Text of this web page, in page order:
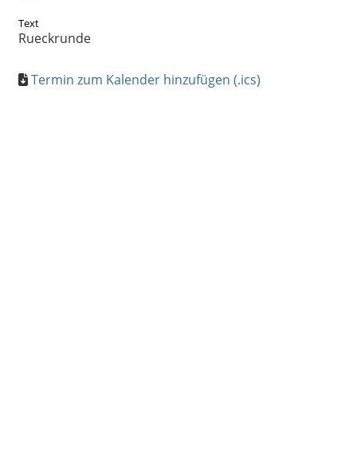
Text
Rueckrunde
Termin zum Kalender hinzufügen (.ics)